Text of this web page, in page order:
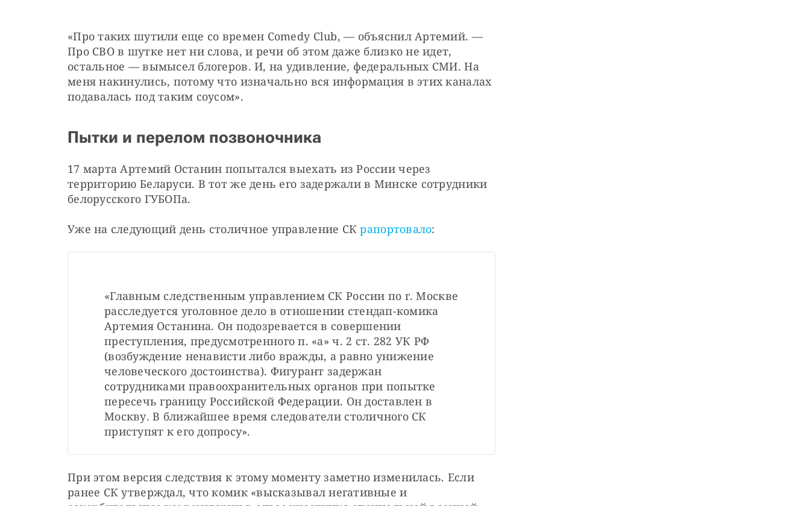
«Про таких шутили еще со времен Comedy Club, — объяснил Артемий. —
Про СВО в шутке нет ни слова, и речи об этом даже близко не идет,
остальное — вымысел блогеров. И, на удивление, федеральных СМИ. На
меня накинулись, потому что изначально вся информация в этих каналах
подавалась под таким соусом».
Пытки и перелом позвоночника
17 марта Артемий Останин попытался выехать из России через
территорию Беларуси. В тот же день его задержали в Минске сотрудники
белорусского ГУБОПа.
Уже на следующий день столичное управление СК рапортовало:
«Главным следственным управлением СК России по г. Москве
расследуется уголовное дело в отношении стендап-комика
Артемия Останина. Он подозревается в совершении
преступления, предусмотренного п. «а» ч. 2 ст. 282 УК РФ
(возбуждение ненависти либо вражды, а равно унижение
человеческого достоинства). Фигурант задержан
сотрудниками правоохранительных органов при попытке
пересечь границу Российской Федерации. Он доставлен в
Москву. В ближайшее время следователи столичного СК
приступят к его допросу».
При этом версия следствия к этому моменту заметно изменилась. Если
ранее СК утверждал, что комик «высказывал негативные и